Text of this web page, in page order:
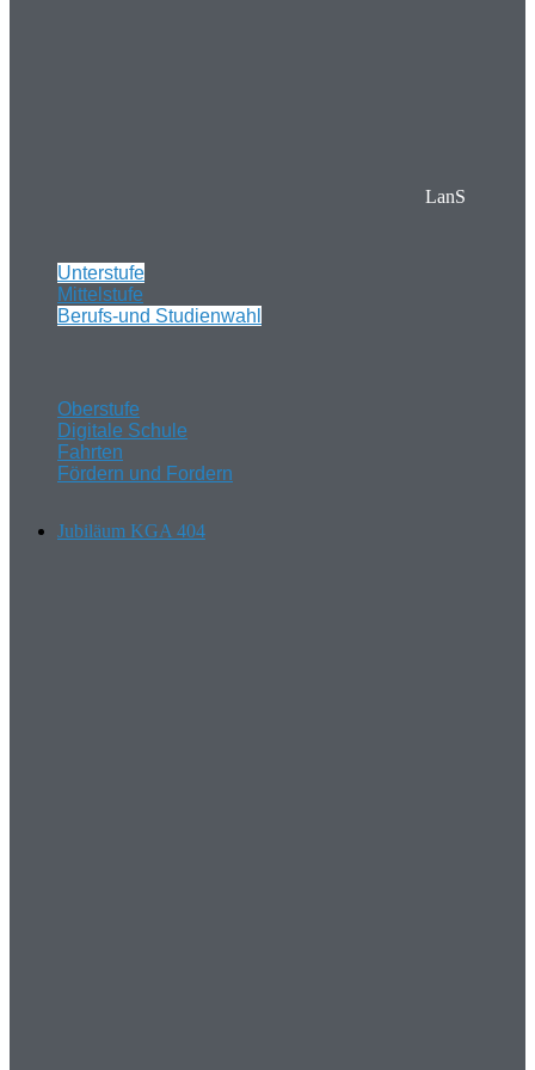
LanS
Unterstufe
Mittelstufe
Berufs-und Studienwahl
Oberstufe
Digitale Schule
Fahrten
Fördern und Fordern
Jubiläum KGA 404